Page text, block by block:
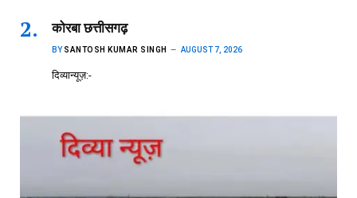
कोरबा छत्तीसगढ़
BY SANTOSH KUMAR SINGH AUGUST 7, 2026
दिव्यान्यूज़:-